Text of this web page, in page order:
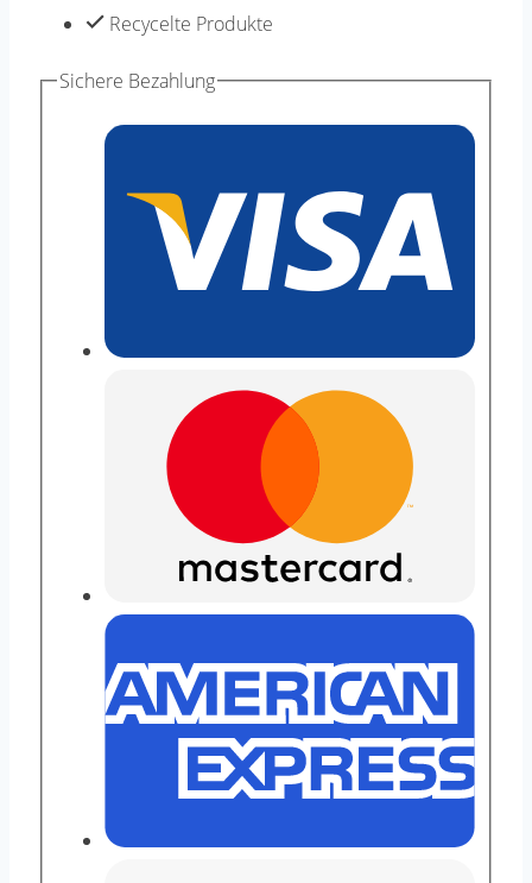
50g
Menge
Recycelte Produkte
Sichere Bezahlung